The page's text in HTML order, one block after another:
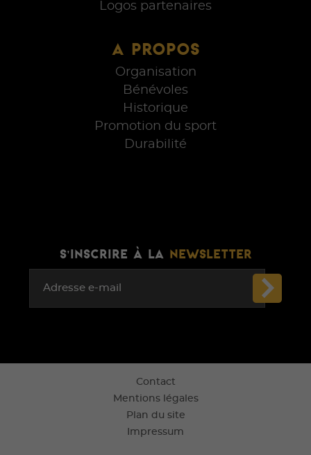
Logos partenaires
A PROPOS
Organisation
Bénévoles
Historique
Promotion du sport
Durabilité
S'INSCRIRE À LA NEWSLETTER
Adresse e-mail
Contact
Mentions légales
Plan du site
Impressum